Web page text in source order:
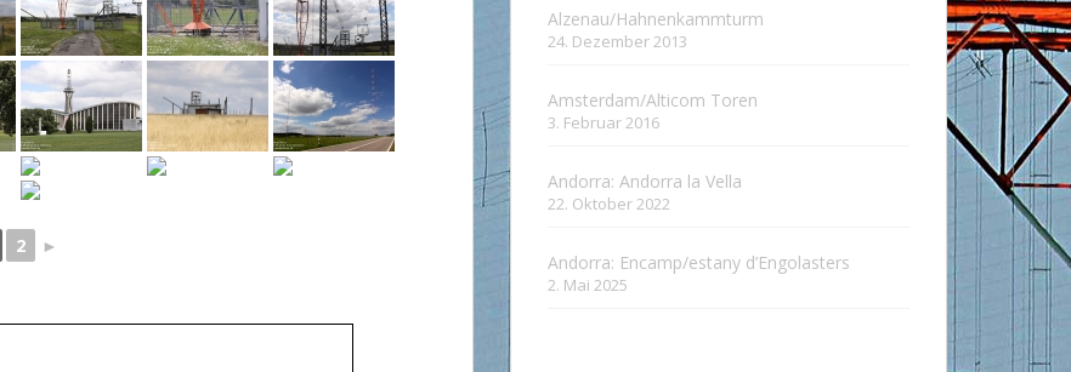
2 ►
Alzenau/Hahnenkammturm
24. Dezember 2013
Amsterdam/Alticom Toren
3. Februar 2016
Andorra: Andorra la Vella
22. Oktober 2022
Andorra: Encamp/estany d’Engolasters
2. Mai 2025